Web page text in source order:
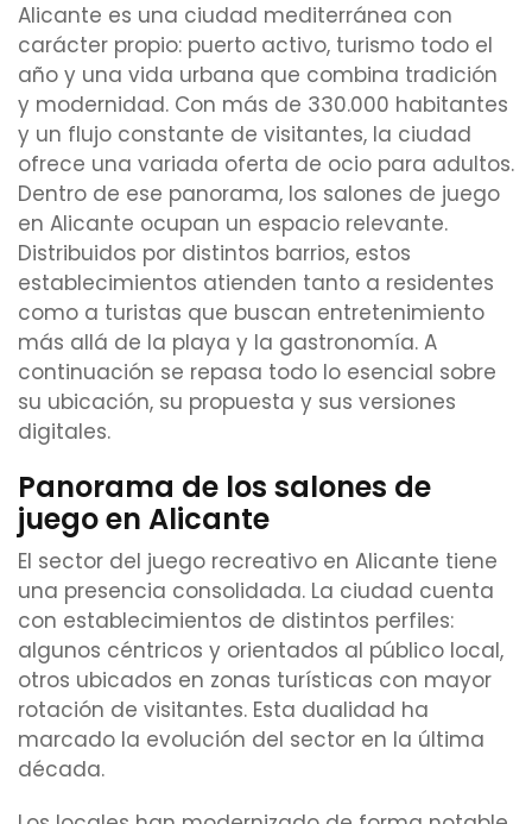
Alicante es una ciudad mediterránea con
carácter propio: puerto activo, turismo todo el
año y una vida urbana que combina tradición
y modernidad. Con más de 330.000 habitantes
y un flujo constante de visitantes, la ciudad
ofrece una variada oferta de ocio para adultos.
Dentro de ese panorama, los salones de juego
en Alicante ocupan un espacio relevante.
Distribuidos por distintos barrios, estos
establecimientos atienden tanto a residentes
como a turistas que buscan entretenimiento
más allá de la playa y la gastronomía. A
continuación se repasa todo lo esencial sobre
su ubicación, su propuesta y sus versiones
digitales.
Panorama de los salones de
juego en Alicante
El sector del juego recreativo en Alicante tiene
una presencia consolidada. La ciudad cuenta
con establecimientos de distintos perfiles:
algunos céntricos y orientados al público local,
otros ubicados en zonas turísticas con mayor
rotación de visitantes. Esta dualidad ha
marcado la evolución del sector en la última
década.